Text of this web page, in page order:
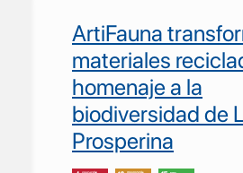
ArtiFauna
materiales
homenaje a la
biodiversidad de
Prosperina